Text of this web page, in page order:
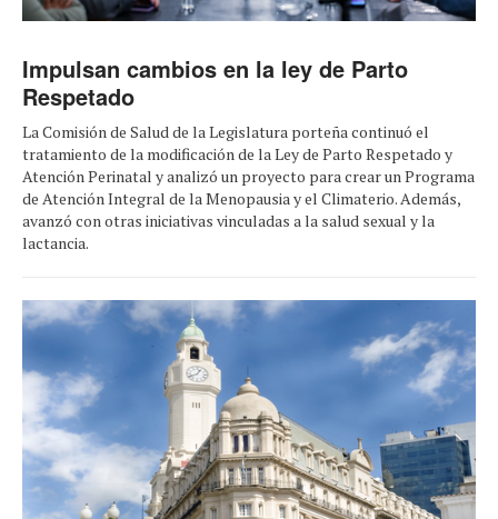
Impulsan cambios en la ley de Parto
Respetado
La Comisión de Salud de la Legislatura porteña continuó el
tratamiento de la modificación de la Ley de Parto Respetado y
Atención Perinatal y analizó un proyecto para crear un Programa
de Atención Integral de la Menopausia y el Climaterio. Además,
avanzó con otras iniciativas vinculadas a la salud sexual y la
lactancia.